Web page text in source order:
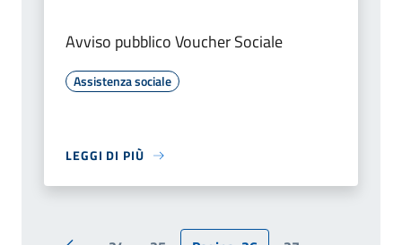
Avviso pubblico Voucher Sociale
Assistenza sociale
LEGGI DI PIÙ